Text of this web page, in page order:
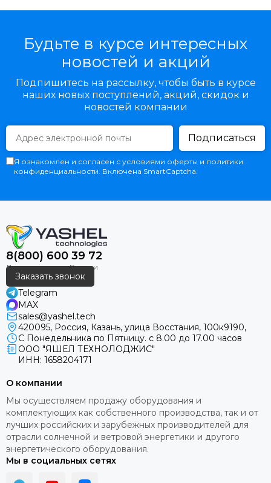
Будьте в курсе интересных
новостей и акций
Подпишитесь на рассылку, чтобы быть в курсе
наших новых поступлений, акций, скидок и
новостей компании
Подписаться
Я ознакомлен и согласен с условиями оферты и политики
конфиденциальности. Включена SmartCaptcha.
8(800) 600 39 72
Заказать звонок
Telegram
MAX
sales@yashel.tech
420095, Россия, Казань, улица Восстания, 100к9190,
С Понедельника по Пятницу. с 8.00 до 17.00 часов
ООО "ЯШЕЛ ТЕХНОЛОДЖИС"
ИНН: 1658204171
О компании
Мы осуществляем продажу оборудования и
комплектующих как собственного производства, так и от
лучших российских и зарубежных производителей для
отрасли солнечной и ветровой энергетики и другого
энергетического оборудования.
Мы в социальных сетях